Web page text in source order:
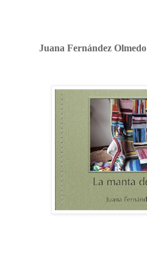
Juana Fernández Olmedo